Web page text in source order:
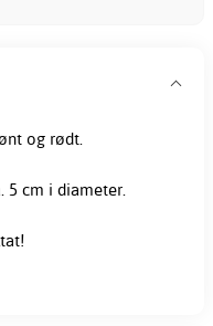
og rødt.
5 cm i diameter.